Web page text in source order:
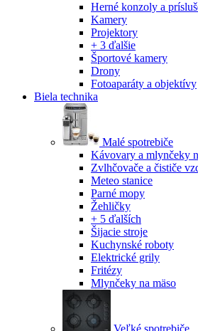
Herné konzoly a
Kamery
Projektory
+ 3 ďalšie
Športové kamery
Drony
Fotoaparáty a objektívy
Biela technika
Malé spotrebiče
Kávovary a mlynčeky
Zvlhčovače a čističe
Meteo stanice
Parné mopy
Žehličky
+ 5 ďalších
Šijacie stroje
Kuchynské roboty
Elektrické grily
Fritézy
Mlynčeky na mäso
Veľké spotrebiče